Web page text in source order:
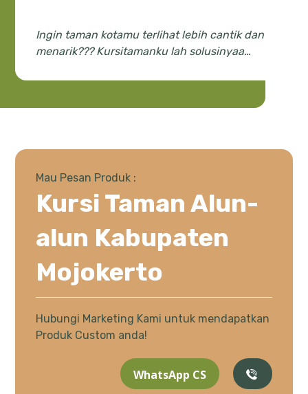
Ingin taman kotamu terlihat lebih cantik dan
menarik??? Kursitamanku lah solusinyaa…
Mau Pesan Produk :
Kursi Taman Alun-
alun Kabupaten
Mojokerto
Hubungi Marketing Kami untuk mendapatkan
Produk Custom anda!
WhatsApp CS